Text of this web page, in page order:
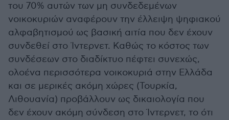
του 70% αυτών των μη συνδεδεμένων
νοικοκυριών αναφέρουν την έλλειψη ψηφιακού
αλφαβητισμού ως βασική αιτία που δεν έχουν
συνδεθεί στο Ίντερνετ. Καθώς το κόστος των
συνδέσεων στο διαδίκτυο πέφτει συνεχώς,
ολοένα περισσότερα νοικοκυριά στην Ελλάδα
και σε μερικές ακόμη χώρες (Τουρκία,
Λιθουανία) προβάλλουν ως δικαιολογία που
δεν έχουν ακόμη σύνδεση στο Ίντερνετ, το ότι